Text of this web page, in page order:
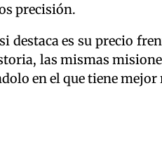
precisión.
destaca es su precio
las mismas
en el que tiene